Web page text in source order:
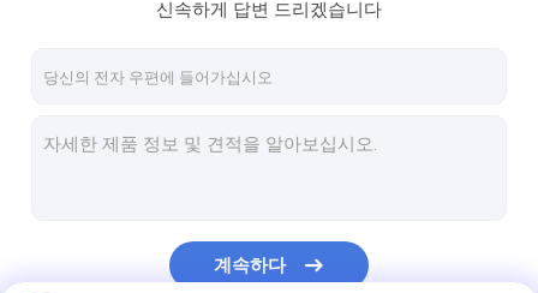
기계를 만드는 PET 스트랩
PP 스트랩 밴드 압출 라인
스트랩을 패키징하는 PET
신속하게 답변 드리겠습니다
계속하다